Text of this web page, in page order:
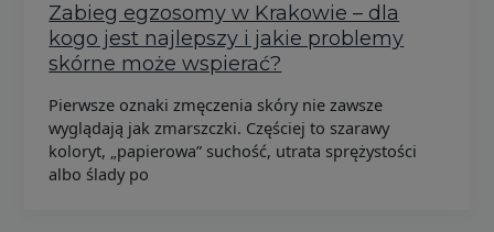
Zabieg egzosomy w Krakowie – dla
kogo jest najlepszy i jakie problemy
skórne może wspierać?
Pierwsze oznaki zmęczenia skóry nie zawsze
wyglądają jak zmarszczki. Częściej to szarawy
koloryt, „papierowa” suchość, utrata sprężystości
albo ślady po